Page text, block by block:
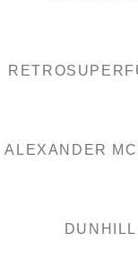
ALEXANDER
DUNHILL